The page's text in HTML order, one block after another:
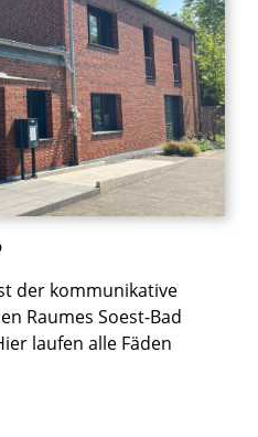
der kommunikative
Raumes Soest-Bad
laufen alle Fäden